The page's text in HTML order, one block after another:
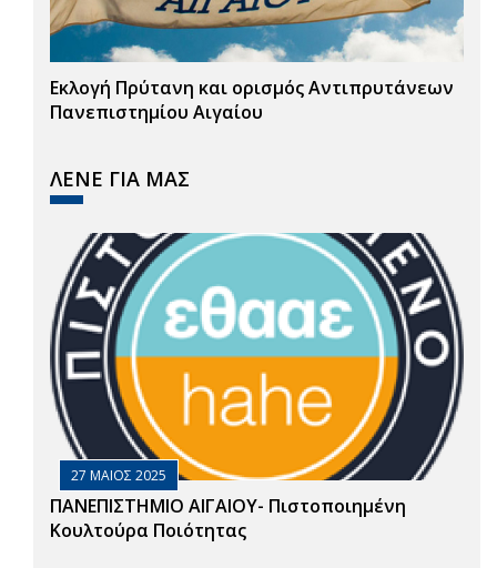
Εκλογή Πρύτανη και ορισμός Αντιπρυτάνεων
Πανεπιστημίου Αιγαίου
ΛΕΝΕ ΓΙΑ ΜΑΣ
27 ΜΑΙΟΣ 2025
ΠΑΝΕΠΙΣΤΗΜΙΟ ΑΙΓΑΙΟΥ- Πιστοποιημένη
Κουλτούρα Ποιότητας